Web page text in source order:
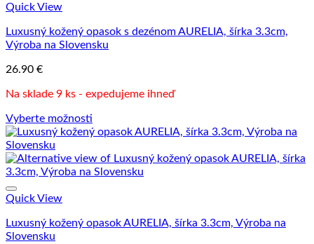
Možnosti
môžete
vybrať
stránke
Quick View
Luxusný kožený opasok s dezénom AURELIA, šírka 3.3cm,
Výroba na Slovensku
26.90 €
Na sklade 9 ks - expedujeme ihneď
Vyberte možnosti
Tento
produkt
má
viacero
variantov.
Možnosti
môžete
vybrať
Quick View
Luxusný kožený opasok AURELIA, šírka 3.3cm, Výroba na
Slovensku